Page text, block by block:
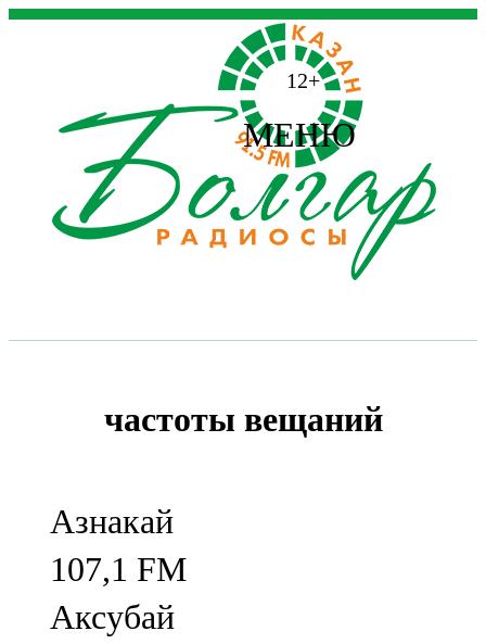
12+
МЕНЮ
частоты вещаний
Азнакай
107,1 FM
Аксубай